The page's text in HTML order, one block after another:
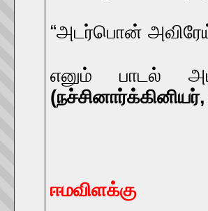
“அடர்பொன்
எனும் பாடல்
ஈமவிளக்கு